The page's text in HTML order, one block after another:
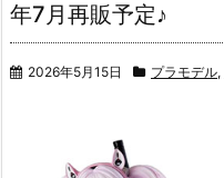
年7月再販予定♪
2026年5月15日 プラモデル,